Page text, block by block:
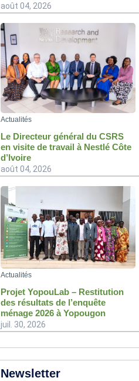
août 04, 2026
Actualités
Le Directeur général du CSRS
en visite de travail à Nestlé Côte
d’Ivoire
août 04, 2026
Actualités
Projet YopouLab – Restitution
des résultats de l’enquête
ménage 2026 à Yopougon
juil. 30, 2026
Newsletter